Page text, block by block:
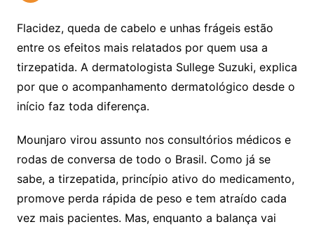
Flacidez, queda de cabelo e unhas frágeis estão
entre os efeitos mais relatados por quem usa a
tirzepatida. A dermatologista Sullege Suzuki, explica
por que o acompanhamento dermatológico desde o
início faz toda diferença.
Mounjaro virou assunto nos consultórios médicos e
rodas de conversa de todo o Brasil. Como já se
sabe, a tirzepatida, princípio ativo do medicamento,
promove perda rápida de peso e tem atraído cada
vez mais pacientes. Mas, enquanto a balança vai